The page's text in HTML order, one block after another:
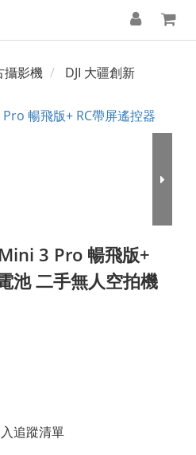
攝影機 DJI 大疆創新
3 Pro 暢飛版+
池 二手無人空拍機
追蹤清單